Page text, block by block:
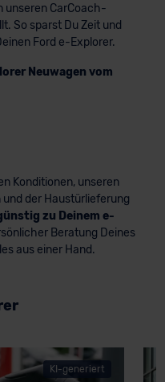
unseren CarCoach-
So sparst Du Zeit und
Ford e-Explorer.
Neuwagen vom
Konditionen, unseren
der Haustürlieferung
zu Deinem e-
Beratung Deines
aus einer Hand.
KI-generiert